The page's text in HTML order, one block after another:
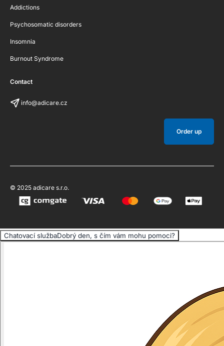
Addictions
Psychosomatic disorders
Insomnia
Burnout Syndrome
Contact
info@adicare.cz
Order up
© 2025 adicare s.r.o.